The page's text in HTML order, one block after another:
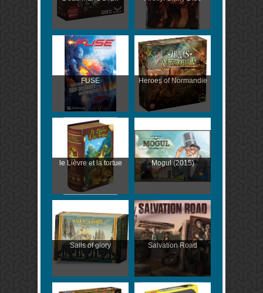
FUSE Heroes of Normandie
le Lièvre et la tortue Mogul (2015)
Sails of glory Salvation Road